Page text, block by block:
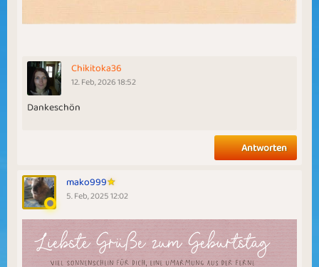
Chikitoka36
12. Feb, 2026 18:52
Dankeschön
Antworten
mako999
5. Feb, 2025 12:02